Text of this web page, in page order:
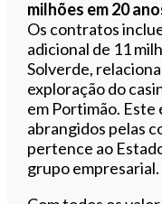
milhões em 20
Os contratos
adicional de 11
Solverde,
exploração do
em Portimão. Este
abrangidos pelas
pertence ao
grupo empresarial.